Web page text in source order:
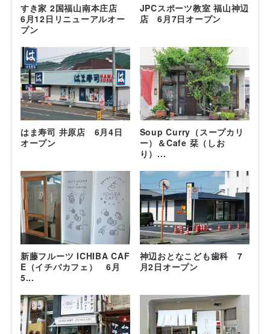
すき家 2国福山南本庄店
6月12日リニューアルオー
プン
JPCスポーツ教室 福山神辺
店 6月7日オープン
はま寿司 井原店 6月4日
オープン
Soup Curry（スープカリ
ー）＆Cafe 栞（しお
り）...
新藤フルーツ ICHIBA CAF
E（イチバカフェ） 6月
5...
神辺おとなこども歯科 7
月2日オープン